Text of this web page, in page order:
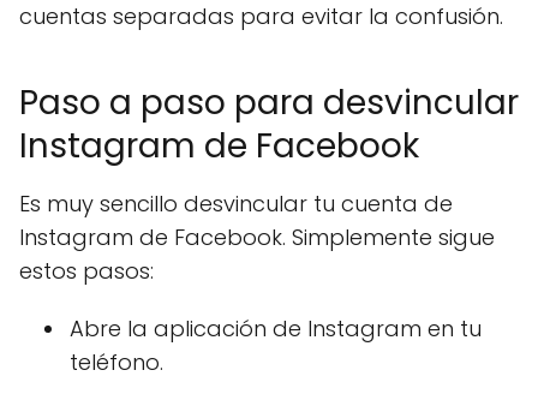
cuentas separadas para evitar la confusión.
Paso a paso para desvincular
Instagram de Facebook
Es muy sencillo desvincular tu cuenta de
Instagram de Facebook. Simplemente sigue
estos pasos:
Abre la aplicación de Instagram en tu
teléfono.